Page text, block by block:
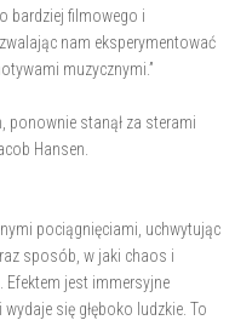
bardziej filmowego i
nam eksperymentować
muzycznymi.”
ponownie stanął za sterami
Hansen.
pociągnięciami, uchwytując
sposób, w jaki chaos i
Efektem jest immersyjne
się głęboko ludzkie. To